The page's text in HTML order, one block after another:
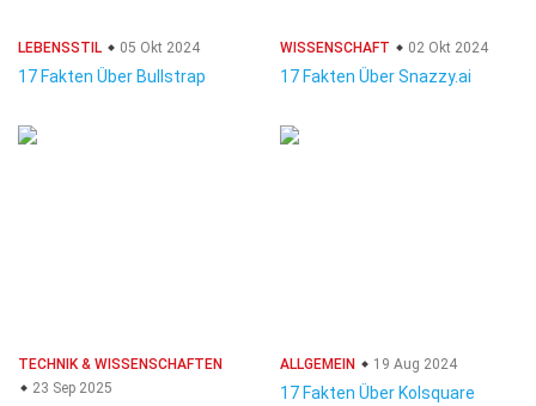
LEBENSSTIL 05 Okt 2024
17 Fakten Über Bullstrap
WISSENSCHAFT 02 Okt 2024
17 Fakten Über Snazzy.ai
TECHNIK & WISSENSCHAFTEN
23 Sep 2025
ALLGEMEIN 19 Aug 2024
17 Fakten Über Kolsquare